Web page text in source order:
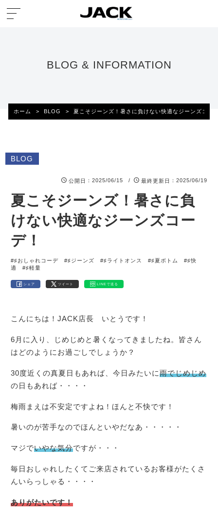
BLOG & INFORMATION
ホーム > BLOG > 夏こそジーンズ！暑さに負けない快適なジーンズコー
BLOG
公開日 ：2025/06/15 / 最終更新日 ：2025/06/19
夏こそジーンズ！暑さに負
けない快適なジーンズコー
デ！
#♯おしゃれコーデ #♯ジーンズ #♯ライトオンス #♯夏ボトム
#♯快
適
#♯軽量
シェア ツイート LINEで送る
こんにちは！JACK店長 いとうです！
6月に入り、じめじめと暑くなってきましたね。皆さん
はどのようにお過ごしでしょうか？
30度近くの真夏日もあれば、今日みたいに雨でじめじめ
の日もあれば・・・・
梅雨まえは不安定ですよね！ほんと不快です！
暑いのが苦手なのでほんといやだなあ・・・・・
マジでいやな気分ですが・・・
毎日おしゃれしたくてご来店されているお客様がたくさ
んいらっしゃる・・・・
ありがたいです！